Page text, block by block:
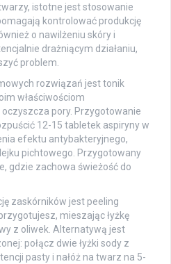
istotne jest stosowanie
kontrolować produkcję
o nawilżeniu skóry i
drażniącym działaniu,
problem.
rozwiązań jest tonik
właściwościom
pory. Przygotowanie
12-15 tabletek aspiryny w
efektu antybakteryjnego,
pichtowego. Przygotowany
gdzie zachowa świeżość do
zaskórników jest peeling
mieszając łyżkę
z oliwek. Alternatywą jest
połącz dwie łyżki sody z
pasty i nałóż na twarz na 5-